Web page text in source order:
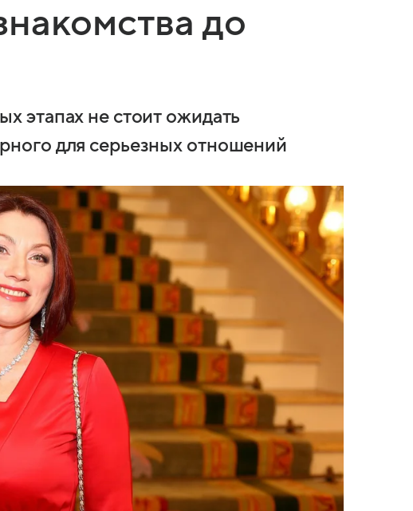
до
этапах не стоит ожидать
для серьезных отношений